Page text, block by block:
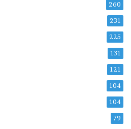
260
231
225
131
121
104
104
79